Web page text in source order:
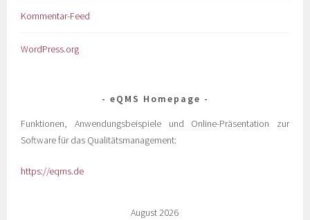
Kommentar-Feed
WordPress.org
eQMS Homepage
Funktionen, Anwendungsbeispiele und Online-Präsentation zur
Software für das Qualitätsmanagement:
https://eqms.de
August 2026